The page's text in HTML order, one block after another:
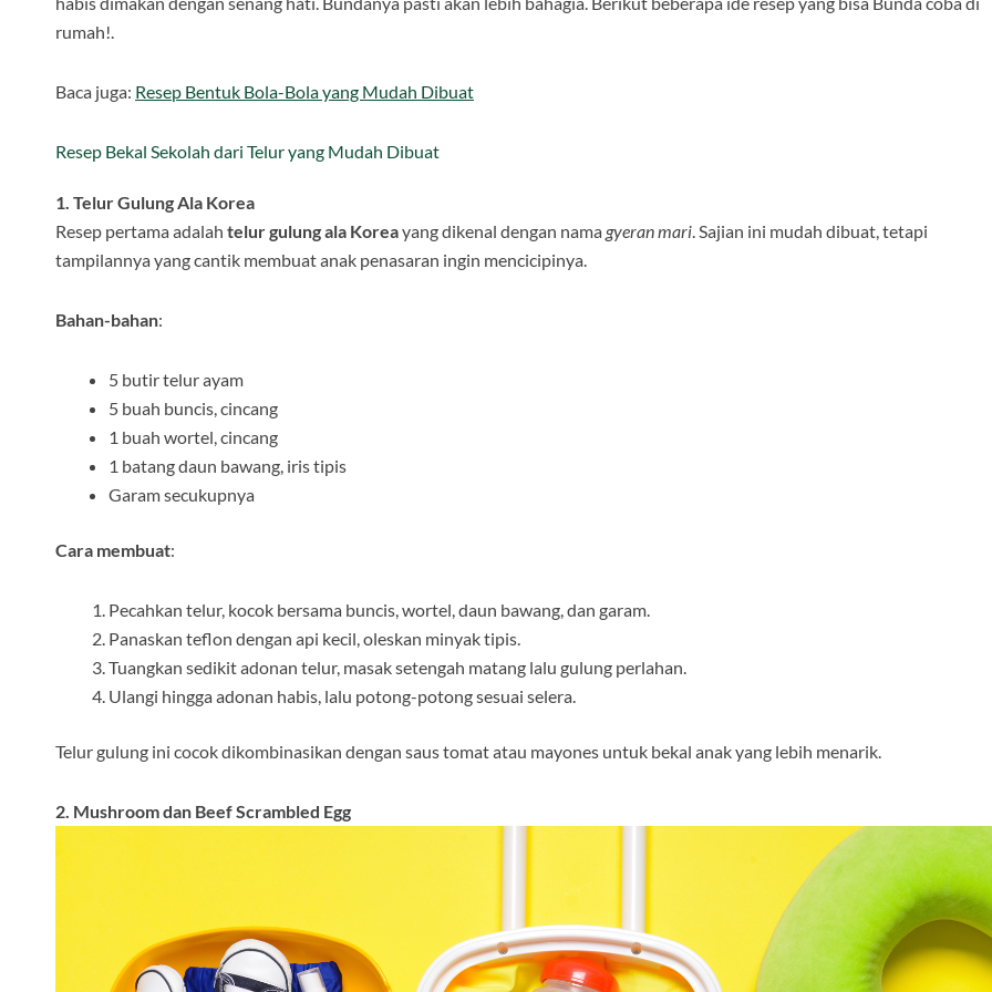
rumah!.
Baca juga: Resep Bentuk Bola-Bola yang Mudah Dibuat
Resep Bekal Sekolah dari Telur yang Mudah Dibuat
1. Telur Gulung Ala Korea
Resep pertama adalah telur gulung ala Koreayang dikenal dengan nama gyeran mari. Sajian ini mudah dibuat, tetapi
tampilannya yang cantik membuat anak penasaran ingin mencicipinya.
Bahan-bahan:
5 butir telur ayam
5 buah buncis, cincang
1 buah wortel, cincang
1 batang daun bawang, iris tipis
Garam secukupnya
Cara membuat:
Pecahkan telur, kocok bersama buncis, wortel, daun bawang, dan garam.
Panaskan teflon dengan api kecil, oleskan minyak tipis.
Tuangkan sedikit adonan telur, masak setengah matang lalu gulung perlahan.
Ulangi hingga adonan habis, lalu potong-potong sesuai selera.
Telur gulung ini cocok dikombinasikan dengan saus tomat atau mayones untuk bekal anak yang lebih menarik.
2. Mushroom dan Beef Scrambled Egg